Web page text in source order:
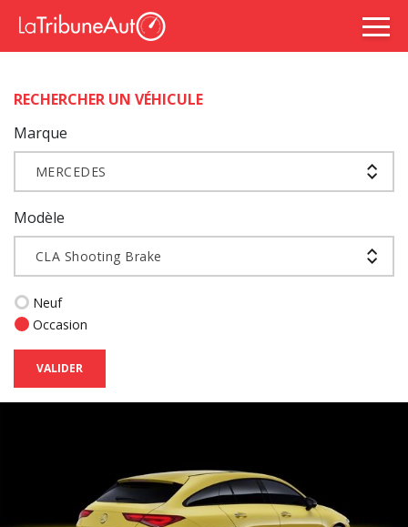
RECHERCHER UN VÉHICULE
Marque
MERCEDES
Modèle
CLA Shooting Brake
Neuf
Occasion
VALIDER